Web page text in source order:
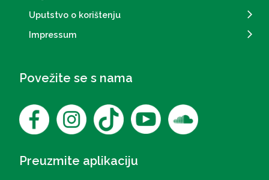
Uputstvo o korištenju
Impressum
Povežite se s nama
Preuzmite aplikaciju